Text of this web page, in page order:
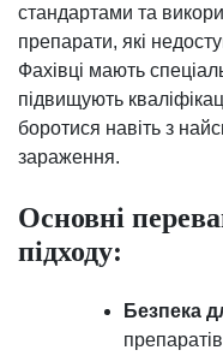
стандартами та
препарати, які
Фахівці мають
підвищують
боротися навіть з
зараження.
Основні
підходу:
Безпека